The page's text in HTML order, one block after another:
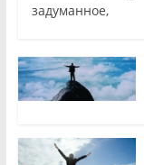
задуманное,